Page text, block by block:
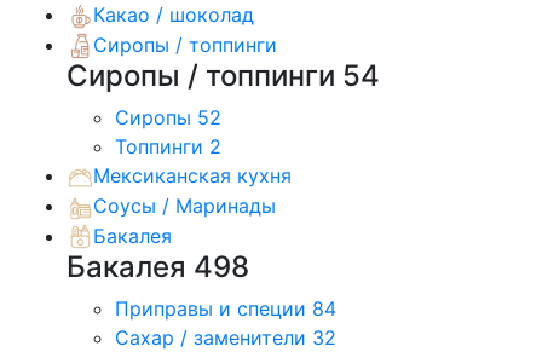
Какао / шоколад
Сиропы / топпинги
Сиропы / топпинги 54
Сиропы 52
Топпинги 2
Мексиканская кухня
Соусы / Маринады
Бакалея
Бакалея 498
Приправы и специи 84
Сахар / заменители 32